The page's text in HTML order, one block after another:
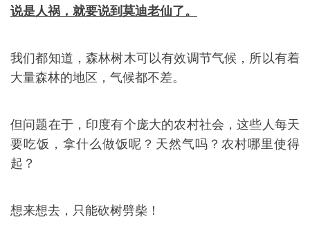
说是人祸，就要说到莫迪老仙了。
我们都知道，森林树木可以有效调节气候，所以有着
大量森林的地区，气候都不差。
但问题在于，印度有个庞大的农村社会，这些人每天
要吃饭，拿什么做饭呢？天然气吗？农村哪里使得
起？
想来想去，只能砍树劈柴！